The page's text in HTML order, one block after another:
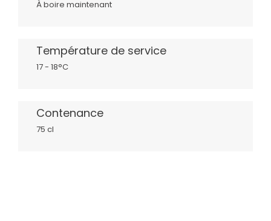
À boire maintenant
Température de service
17 - 18°C
Contenance
75 cl